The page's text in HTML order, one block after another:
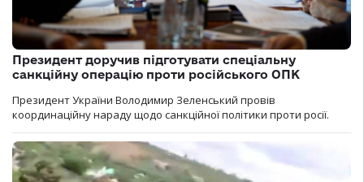
Президент доручив підготувати спеціальну
санкційну операцію проти російського ОПК
Президент України Володимир Зеленський провів
координаційну нараду щодо санкційної політики проти росії.